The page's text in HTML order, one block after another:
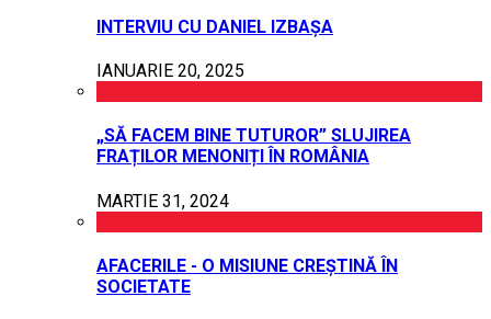
INTERVIU CU DANIEL IZBAȘA
IANUARIE 20, 2025
„SĂ FACEM BINE TUTUROR” SLUJIREA
FRAȚILOR MENONIȚI ÎN ROMÂNIA
MARTIE 31, 2024
AFACERILE - O MISIUNE CREȘTINĂ ÎN
SOCIETATE